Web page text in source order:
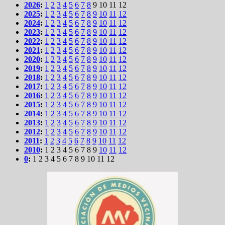
2026: 1 2 3 4 5 6 7 8 9 10 11 12
2025: 1 2 3 4 5 6 7 8 9 10 11 12
2024: 1 2 3 4 5 6 7 8 9 10 11 12
2023: 1 2 3 4 5 6 7 8 9 10 11 12
2022: 1 2 3 4 5 6 7 8 9 10 11 12
2021: 1 2 3 4 5 6 7 8 9 10 11 12
2020: 1 2 3 4 5 6 7 8 9 10 11 12
2019: 1 2 3 4 5 6 7 8 9 10 11 12
2018: 1 2 3 4 5 6 7 8 9 10 11 12
2017: 1 2 3 4 5 6 7 8 9 10 11 12
2016: 1 2 3 4 5 6 7 8 9 10 11 12
2015: 1 2 3 4 5 6 7 8 9 10 11 12
2014: 1 2 3 4 5 6 7 8 9 10 11 12
2013: 1 2 3 4 5 6 7 8 9 10 11 12
2012: 1 2 3 4 5 6 7 8 9 10 11 12
2011: 1 2 3 4 5 6 7 8 9 10 11 12
2010: 1 2 3 4 5 6 7 8 9 10 11 12
0: 1 2 3 4 5 6 7 8 9 10 11 12